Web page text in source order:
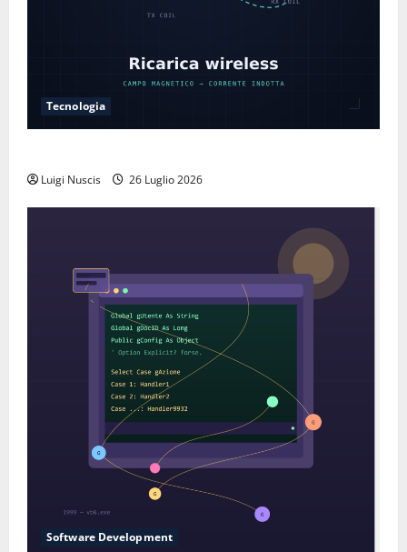
Tecnologia
Luigi Nuscis 26 Luglio 2026
Software Development